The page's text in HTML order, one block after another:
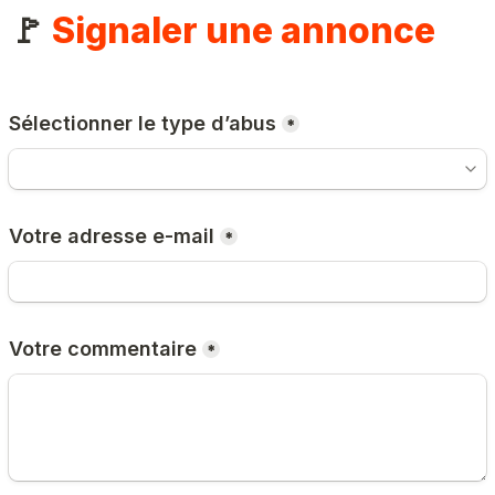
🚩 Signaler une annonce
Sélectionner le type d’abus *
Votre adresse e-mail *
Votre commentaire *